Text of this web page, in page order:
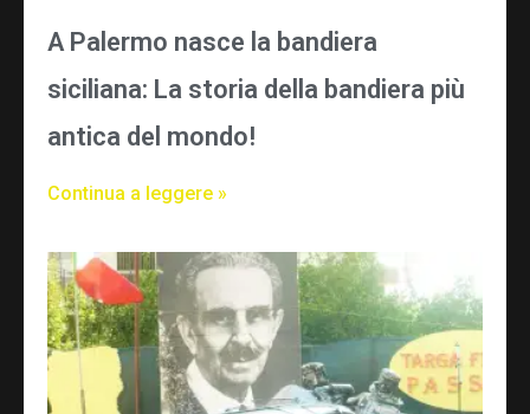
A Palermo nasce la bandiera
siciliana: La storia della bandiera più
antica del mondo!
Continua a leggere »